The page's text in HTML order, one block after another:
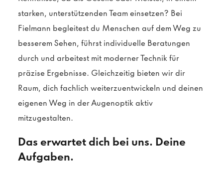
starken, unterstützenden Team einsetzen? Bei
Fielmann begleitest du Menschen auf dem Weg zu
besserem Sehen, führst individuelle Beratungen
durch und arbeitest mit moderner Technik für
präzise Ergebnisse. Gleichzeitig bieten wir dir
Raum, dich fachlich weiterzuentwickeln und deinen
eigenen Weg in der Augenoptik aktiv
mitzugestalten.
Das erwartet dich bei uns. Deine
Aufgaben.